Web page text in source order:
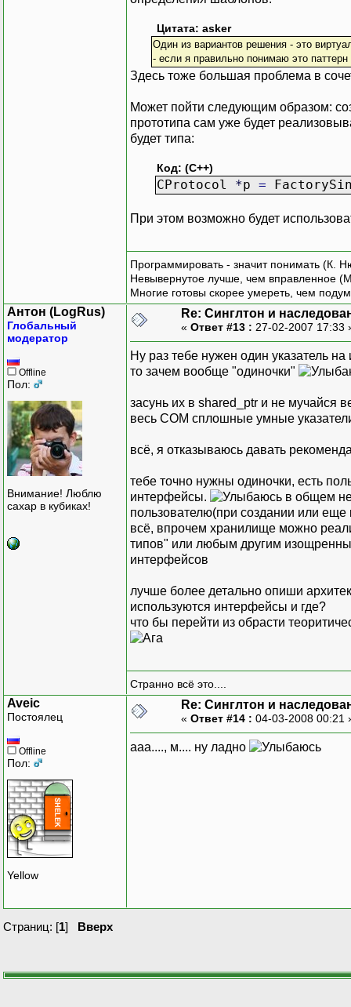
Цитата: asker
Один из вариантов решения - это
- если я правильно понимаю это
Здесь тоже большая проблема в
Может пойти следующим образом:
прототипа сам уже будет
будет типа:
Код: (C++)
CProtocol *p =
При этом возможно будет
Программировать - значит понимать (К.
Невывернутое лучше, чем вправленное
Многие готовы скорее умереть, чем
Антон (LogRus)
Глобальный
модератор
Offline
Пол:
Внимание! Люблю
сахар в кубиках!
Re: Синглтон и
« Ответ #13 : 27-02-2007 17:33
Ну раз тебе нужен один указатель
то зачем вообще "одиночки"
засунь их в shared_ptr и не мучайся
весь COM сплошные умные
всё, я отказываюсь давать
тебе точно нужны одиночки, есть
интерфейсы.
в общем
пользователю(при создании или еще
всё, впрочем хранилище можно
типов" или любым другим
интерфейсов
лучше более детально опиши
используются интерфейсы и где?
что бы перейти из обрасти
Странно всё это....
Aveic
Постоялец
Offline
Пол:
Yellow
Re: Синглтон и
« Ответ #14 : 04-03-2008 00:21
ааа...., м.... ну ладно
Страниц: [1] Вверх